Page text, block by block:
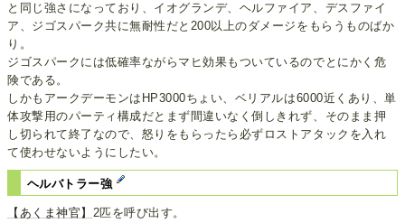
と同じ強さになっており、イオグランデ、ヘルファイア、デスファイ
ア、ジゴスパーク共に無耐性だと200以上のダメージをもらうものばか
り。
ジゴスパークには低確率ながらマヒ効果もついているのでとにかく危
険である。
しかもアークデーモンはHP3000ちょい、ベリアルは6000近くあり、単
体攻撃用のパーティ構成だとまず間違いなく倒しきれず、そのまま押
し切られて終了なので、怒りをもらったら必ずロストアタックを入れ
て使わせないようにしたい。
ヘルバトラー強
【あくま神官】 2匹を呼び出す。